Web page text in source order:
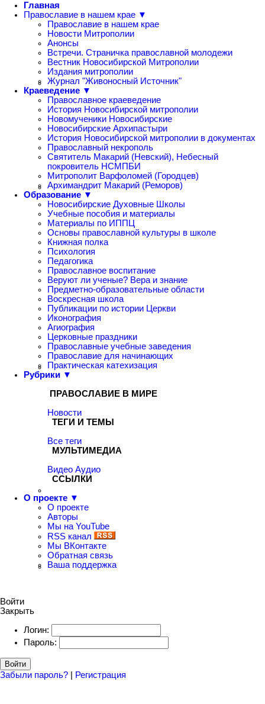
Главная
Православие в нашем крае ▼
Православие в нашем крае
Новости Митрополии
Анонсы
Встречи. Страничка православной молодежи
Вестник Новосибирской Митрополии
Издания митрополии
Журнал "Живоносный Источник"
Краеведение ▼
Православное краеведение
История Новосибирской митрополии
Новомученики Новосибирские
Новосибирские Архипастыри
История Новосибирской митрополии в документах
Православный некрополь
Святитель Макарий (Невский), Небесный
покровитель НСМПБИ
Митрополит Варфоломей (Городцев)
Архимандрит Макарий (Реморов)
Образование ▼
Новосибирские Духовные Школы
Учебные пособия и материалы
Материалы по ИППЦ
Основы православной культуры в школе
Книжная полка
Психология
Педагогика
Православное воспитание
Веруют ли ученые? Вера и знание
Предметно-образовательные области
Воскресная школа
Публикации по истории Церкви
Иконография
Агиография
Церковные праздники
Православные учебные заведения
Православие для начинающих
Практическая катехизация
Рубрики ▼
ПРАВОСЛАВИЕ В МИРЕ
Новости
ТЕГИ И ТЕМЫ
Все теги
МУЛЬТИМЕДИА
Видео Аудио
ССЫЛКИ
О проекте ▼
О проекте
Авторы
Мы на YouTube
RSS канал
Мы ВКонтакте
Обратная связь
Ваша поддержка
Войти
Закрыть
Логин:
Пароль:
Войти
Забыли пароль? Регистрация